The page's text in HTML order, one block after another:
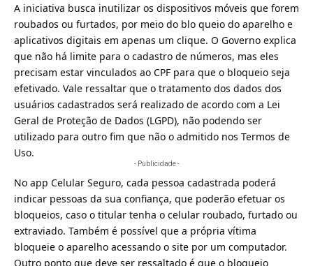
A iniciativa busca inutilizar os dispositivos móveis que forem
roubados ou furtados, por meio do blo queio do aparelho e
aplicativos digitais em apenas um clique. O Governo explica
que não há limite para o cadastro de números, mas eles
precisam estar vinculados ao CPF para que o bloqueio seja
efetivado. Vale ressaltar que o tratamento dos dados dos
usuários cadastrados será realizado de acordo com a Lei
Geral de Proteção de Dados (LGPD), não podendo ser
utilizado para outro fim que não o admitido nos Termos de
Uso.
- Publicidade -
No app Celular Seguro, cada pessoa cadastrada poderá
indicar pessoas da sua confiança, que poderão efetuar os
bloqueios, caso o titular tenha o celular roubado, furtado ou
extraviado. Também é possível que a própria vítima
bloqueie o aparelho acessando o site por um computador.
Outro ponto que deve ser ressaltado é que o bloqueio